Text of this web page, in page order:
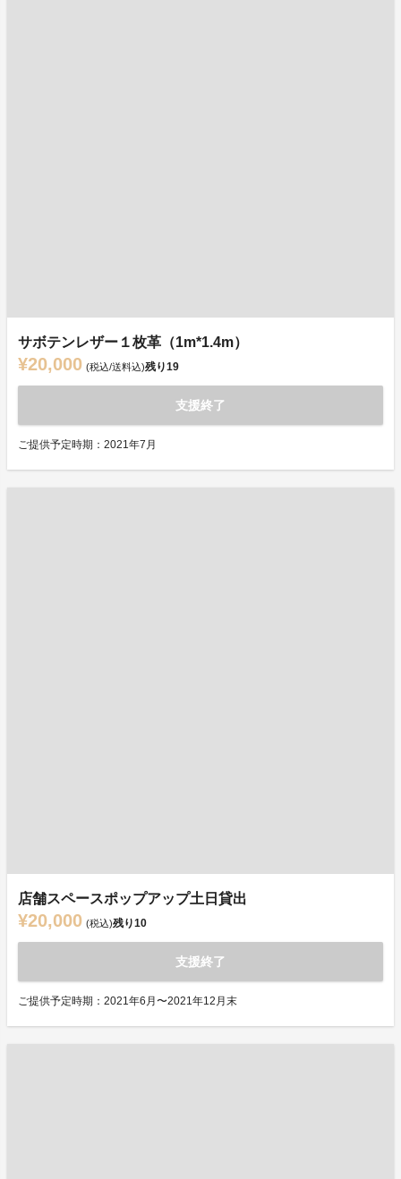
サボテンレザー１枚革（1m*1.4m）
¥20,000 (税込/送料込)残り19
支援終了
ご提供予定時期：2021年7月
店舗スペースポップアップ土日貸出
¥20,000 (税込)残り10
支援終了
ご提供予定時期：2021年6月〜2021年12月末